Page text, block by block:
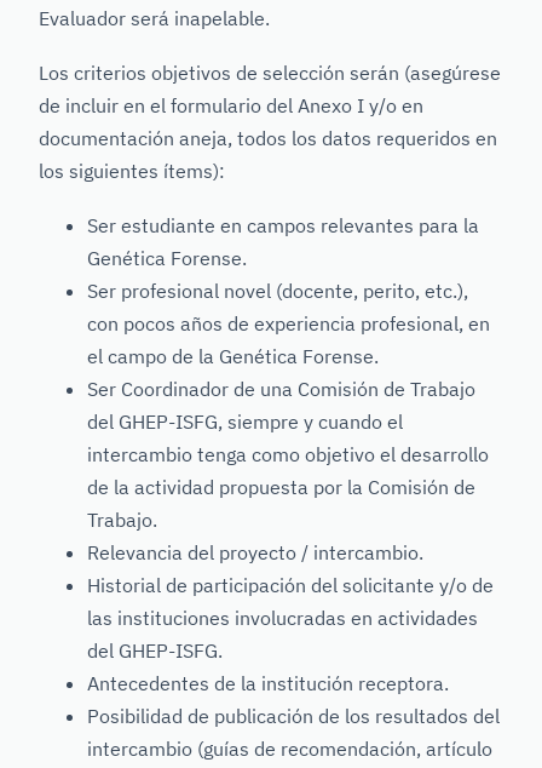
Evaluador será inapelable.
Los criterios objetivos de selección serán (asegúrese
de incluir en el formulario del Anexo I y/o en
documentación aneja, todos los datos requeridos en
los siguientes ítems):
Ser estudiante en campos relevantes para la
Genética Forense.
Ser profesional novel (docente, perito, etc.),
con pocos años de experiencia profesional, en
el campo de la Genética Forense.
Ser Coordinador de una Comisión de Trabajo
del GHEP-ISFG, siempre y cuando el
intercambio tenga como objetivo el desarrollo
de la actividad propuesta por la Comisión de
Trabajo.
Relevancia del proyecto / intercambio.
Historial de participación del solicitante y/o de
las instituciones involucradas en actividades
del GHEP-ISFG.
Antecedentes de la institución receptora.
Posibilidad de publicación de los resultados del
intercambio (guías de recomendación, artículo